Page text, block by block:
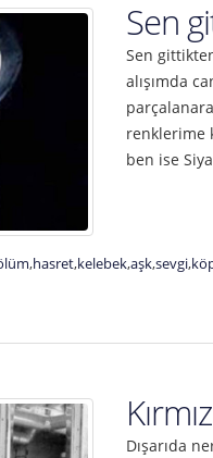
Sen
Sen
alışımda
renklerime
ben ise
,hasret,kelebek,aşk,sevgi,
Dışarıda